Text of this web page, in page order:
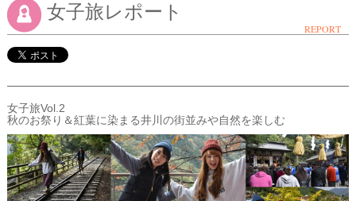
女子旅レポート
REPORT
女子旅Vol.2
秋のお祭り＆紅葉に染まる井川の街並みや自然を楽しむ